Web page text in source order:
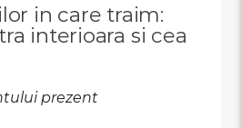
in care traim:
interioara si cea
prezent